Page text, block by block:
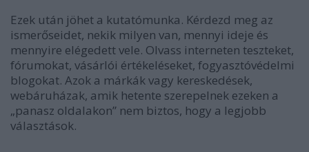
Ezek után jöhet a kutatómunka. Kérdezd meg az
ismerőseidet, nekik milyen van, mennyi ideje és
mennyire elégedett vele. Olvass interneten teszteket,
fórumokat, vásárlói értékeléseket, fogyasztóvédelmi
blogokat. Azok a márkák vagy kereskedések,
webáruházak, amik hetente szerepelnek ezeken a
„panasz oldalakon” nem biztos, hogy a legjobb
választások.